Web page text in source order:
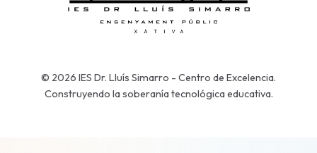
© 2026 IES Dr. Lluís Simarro - Centro de Excelencia.
Construyendo la soberanía tecnológica educativa.